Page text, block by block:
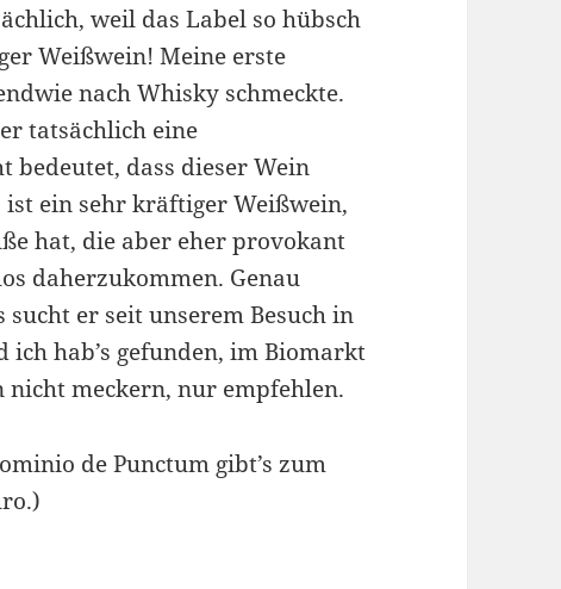
weil das Label so hübsch
Weißwein! Meine erste
nach Whisky schmeckte.
tatsächlich eine
bedeutet, dass dieser Wein
ist ein sehr kräftiger Weißwein,
hat, die aber eher provokant
daherzukommen. Genau
sucht er seit unserem Besuch in
ich hab’s gefunden, im Biomarkt
nicht meckern, nur empfehlen.
de Punctum gibt’s zum